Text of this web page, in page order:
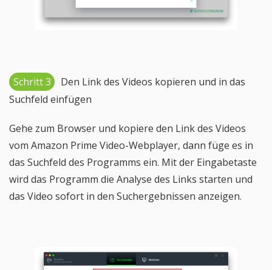
Schritt 3
Den Link des Videos kopieren und in das
Suchfeld einfügen
Gehe zum Browser und kopiere den Link des Videos
vom Amazon Prime Video-Webplayer, dann füge es in
das Suchfeld des Programms ein. Mit der Eingabetaste
wird das Programm die Analyse des Links starten und
das Video sofort in den Suchergebnissen anzeigen.